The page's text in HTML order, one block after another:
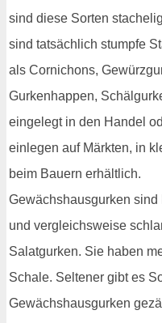
sind diese Sorten
sind tatsächlich stumpfe
als Cornichons,
Gurkenhappen,
eingelegt in den Handel
einlegen auf Märkten, in
beim Bauern erhältlich.
Gewächshausgurken
und vergleichsweise
Salatgurken. Sie haben
Schale. Seltener gibt es
Gewächshausgurken